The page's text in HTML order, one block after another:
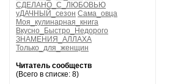
СДЕЛАНО_С_ЛЮБОВЬЮ
уДАЧНЫЙ_сезон Сама_овца
Моя_кулинарная_книга
Вкусно_Быстро_Недорого
ЗНАМЕНИЯ_АЛЛАХА
Только_для_женщин
Читатель сообществ
(Всего в списке: 8)